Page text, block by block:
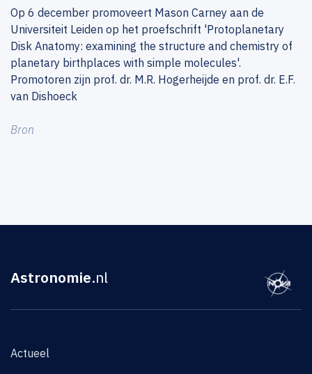
Op 6 december promoveert Mason Carney aan de
Universiteit Leiden op het proefschrift 'Protoplanetary
Disk Anatomy: examining the structure and chemistry of
planetary birthplaces with simple molecules'.
Promotoren zijn prof. dr. M.R. Hogerheijde en prof. dr. E.F.
van Dishoeck
Bron
Astronomie.nl
Actueel